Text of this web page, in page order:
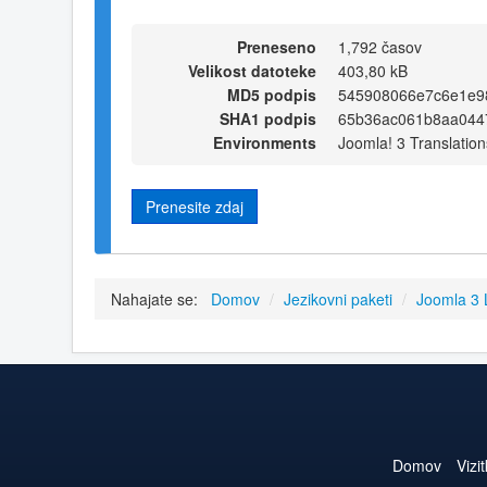
Preneseno
1,792 časov
Velikost datoteke
403,80 kB
MD5 podpis
SHA1 podpis
Environments
Joomla! 3
Prenesite zdaj
Nahajate se: Domov / Jezikovni paketi / Joomla 3
Domov